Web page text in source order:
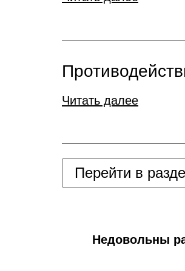
Читать далее
Перейти в
Недовольны